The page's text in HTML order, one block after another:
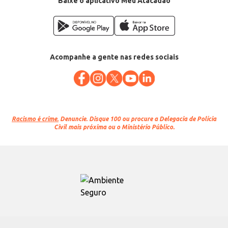
Acompanhe a gente nas redes sociais
Racismo é crime. Denuncie. Disque 100 ou procure a Delegacia de Polícia
Civil mais próxima ou o Ministério Público.